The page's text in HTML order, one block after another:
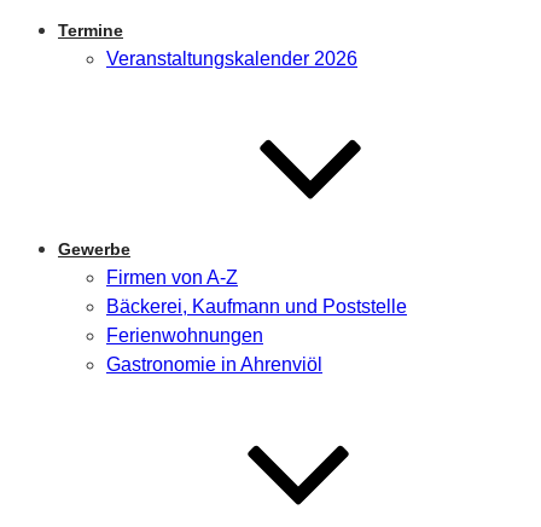
Termine
Veranstaltungskalender 2026
Gewerbe
Firmen von A-Z
Bäckerei, Kaufmann und Poststelle
Ferienwohnungen
Gastronomie in Ahrenviöl